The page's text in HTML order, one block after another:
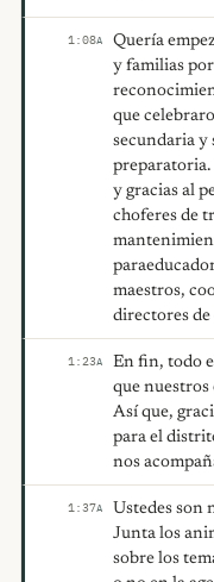
1:08A
Quería
y familias
que
secundaria y
preparatoria.
y gracias al
choferes de
maestros,
directores
1:23A
En fin, todo
que nuestros
Así que,
para el
nos
1:37A
Ustedes son
Junta los
sobre los